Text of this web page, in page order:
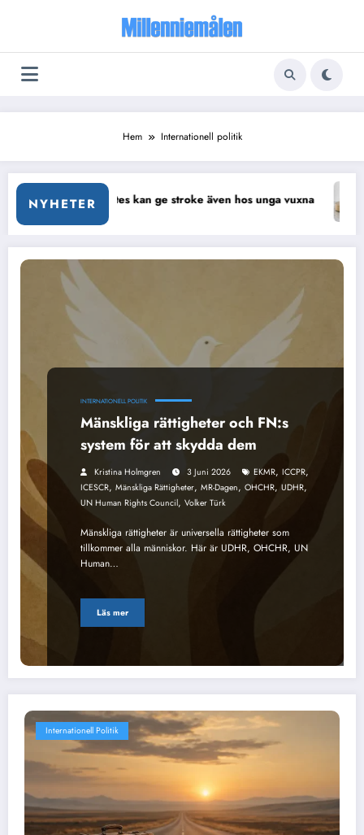
Hem Internationell politik
NYHETER
Diabetes kan ge stroke även hos unga vuxna Allt om IMF
INTERNATIONELL POLITIK
Mänskliga rättigheter och FN:s
system för att skydda dem
Kristina Holmgren 3 Juni 2026 EKMR, ICCPR,
ICESCR, Mänskliga Rättigheter, MR-Dagen, OHCHR, UDHR,
UN Human Rights Council, Volker Türk
Mänskliga rättigheter är universella rättigheter som
tillkommer alla människor. Här är UDHR, OHCHR, UN
Human…
Läs mer
Internationell Politik